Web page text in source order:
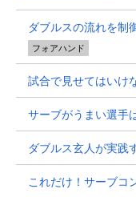
ダブルスの流れを制
フォアハンド
試合で見せてはいけ
サーブがうまい選手
ダブルス玄人が実践
これだけ！サーブコ